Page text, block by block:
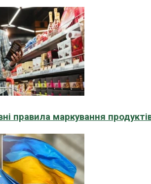
правила маркування